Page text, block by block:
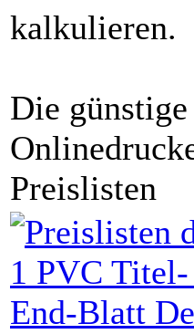
kalkulieren.
Die günstige
Preislisten